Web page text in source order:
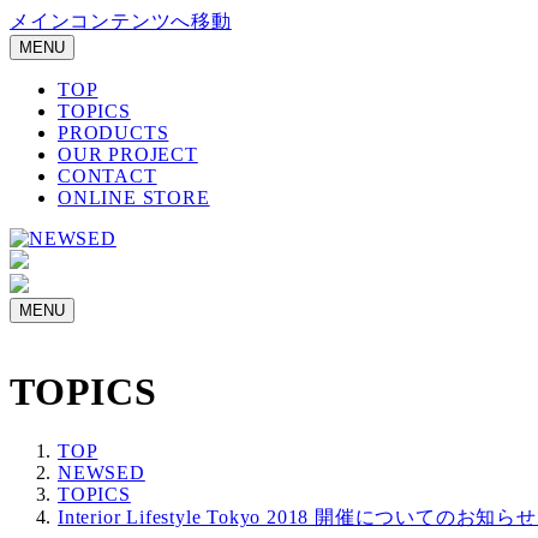
メインコンテンツへ移動
MENU
TOP
TOPICS
PRODUCTS
OUR PROJECT
CONTACT
ONLINE STORE
MENU
TOPICS
TOP
NEWSED
TOPICS
Interior Lifestyle Tokyo 2018 開催についてのお知らせ